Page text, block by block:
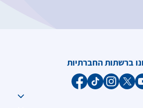
ברשתות החברתיות